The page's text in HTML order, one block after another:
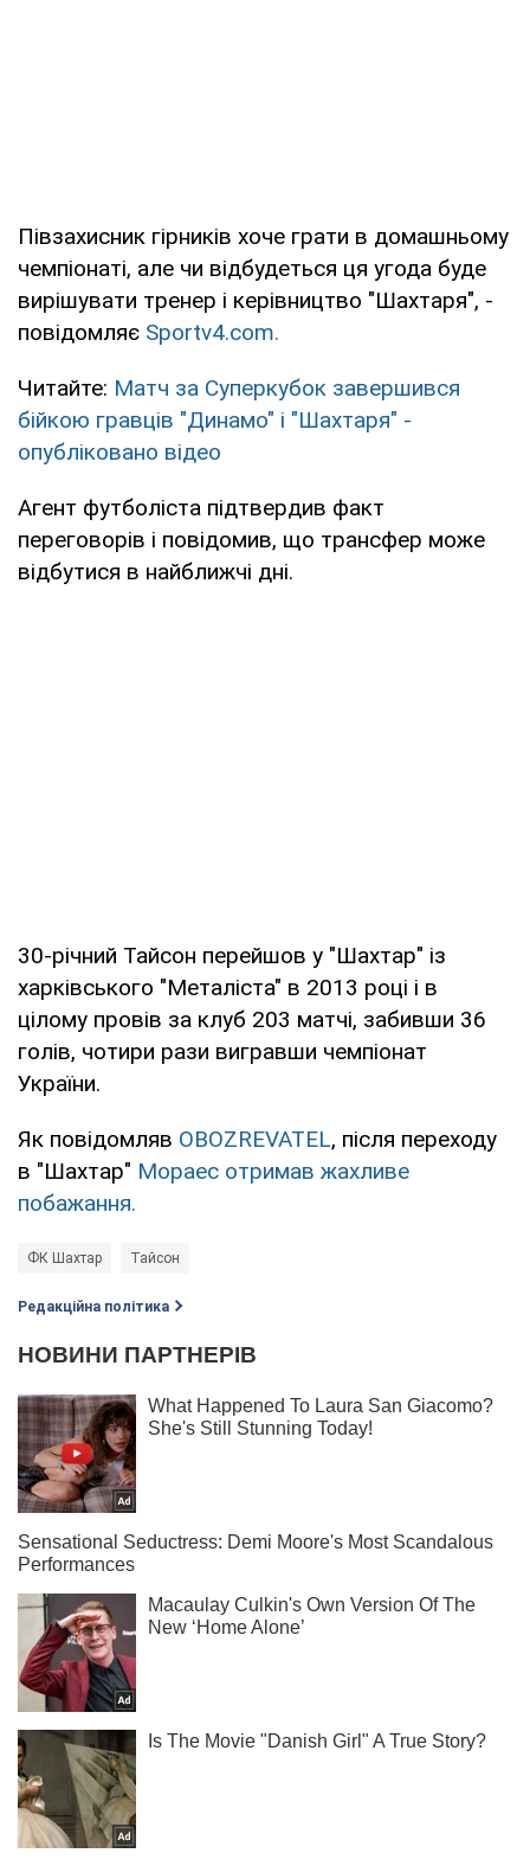
Півзахисник гірників хоче грати в домашньому
чемпіонаті, але чи відбудеться ця угода буде
вирішувати тренер і керівництво "Шахтаря", -
повідомляє Sportv4.com.
Читайте: Матч за Суперкубок завершився
бійкою гравців "Динамо" і "Шахтаря" -
опубліковано відео
Агент футболіста підтвердив факт
переговорів і повідомив, що трансфер може
відбутися в найближчі дні.
30-річний Тайсон перейшов у "Шахтар" із
харківського "Металіста" в 2013 році і в
цілому провів за клуб 203 матчі, забивши 36
голів, чотири рази вигравши чемпіонат
України.
Як повідомляв OBOZREVATEL, після переходу
в "Шахтар" Мораес отримав жахливе
побажання.
ФК Шахтар Тайсон
Редакційна політика